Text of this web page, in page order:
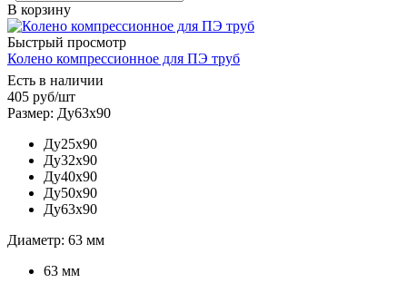
В корзину
Быстрый просмотр
Колено компрессионное для ПЭ труб
Есть в наличии
405 руб/шт
Размер: Ду63х90
Ду25х90
Ду32х90
Ду40х90
Ду50х90
Ду63х90
Диаметр: 63 мм
63 мм